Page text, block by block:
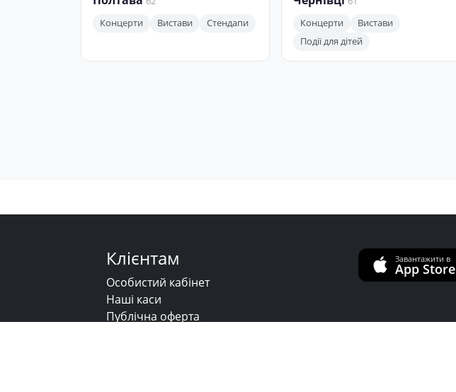
Концерти
Вистави Стендапи
Концерти
Вистави
Події для дітей
Клієнтам
Особистий кабінет
Наші каси
Публічна оферта
Завантажити в
App Store